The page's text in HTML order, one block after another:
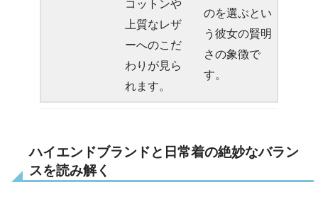
コットンや
上質なレザ
ーへのこだ
わりが見ら
れます。
のを選ぶとい
う彼女の賢明
さの象徴で
す。
ハイエンドブランドと日常着の絶妙なバラン
スを読み解く